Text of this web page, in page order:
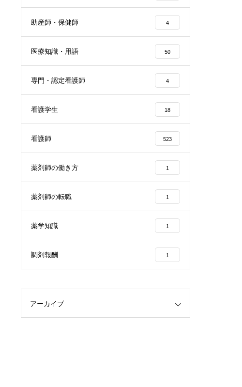
助産師・保健師 4
医療知識・用語 50
専門・認定看護師 4
看護学生 18
看護師 523
薬剤師の働き方 1
薬剤師の転職 1
薬学知識 1
調剤報酬 1
アーカイブ